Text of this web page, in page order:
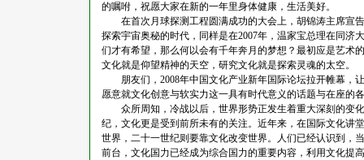
的嘱咐，祝愿大家在新的一年里身体健康，生活美好。
在首次月球探测工程圆满成功的大会上，胡锦涛主席宣
探索宇宙奥秘的时代，同样是在2007年，温家宝总理在同
们才有希望，那么何以会有千年奔月的梦想？最初应是艺术
文化就是仰望精神的天空，研究文化就是探索灵魂的太空。
朋友们，2008年中国文化产业新年国际论坛拉开帷幕，
愿意就文化创意与软实力这一具有时代意义的话题与在座的
众所周知，冷战以后，世界形势正发生着重大深刻的变
纪，文化更是受到前所未有的关注。近年来，在国际文化讲
世界，二十一世纪则要靠文化改变世界。人们已经认识到，
前台，文化国力已经成为综合国力的重要内容，利用文化提